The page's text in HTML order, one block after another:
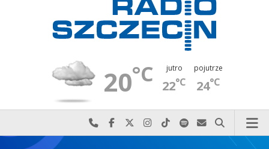
20°C jutro
22°C
pojutrze
24°C
Najlepiej po prostu do nas zadzwoń
Odwiedź nas na Facebook-u
Odwiedź nas na X
Odwiedź nas na Instagram-ie
Odwiedź nas na TikTok-u
Szukaj nas na Spotify
Wyślij do nas
Szukaj